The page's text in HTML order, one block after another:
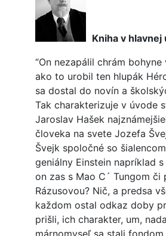
Kniha v hlavnej
“On nezapálil chrám
ako to urobil ten hlupák
sa dostal do novín a
Tak charakterizuje v úvode
Jaroslav Hašek
človeka na svete Jozefa
Švejk spoločné so
geniálny Einstein napríklad
on zas s Mao C´ Tungom či
Rázusovou? Nič, a predsa
každom ostal odkaz doby
prišli, ich charakter, um,